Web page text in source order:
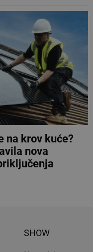
na krov kuće?
nova
SHOW